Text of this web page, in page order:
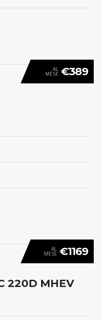
AL
MESE €389
AL
MESE €1169
220D MHEV